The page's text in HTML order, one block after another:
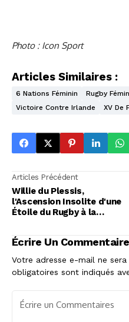
Photo : Icon Sport
Articles Similaires :
6 Nations Féminin Rugby
Victoire Contre Irlande
XV De
Articles Précédent
Willie du Plessis,
l'Ascension Insolite d'une
Étoile du Rugby à la
Écrire Un
Votre adresse e-mail ne
obligatoires sont indiqués